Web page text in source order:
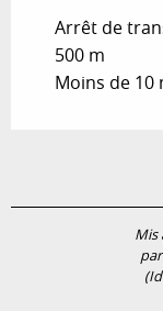
Arrêt de
500 m
Moins de 10
Mis